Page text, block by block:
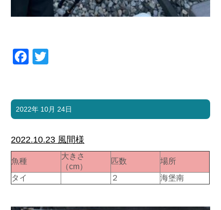
Facebook
2022年 10月 24日
2022.10.23 風間様
魚種
大きさ
（cm）
匹数
場所
タイ
２ 海堡南